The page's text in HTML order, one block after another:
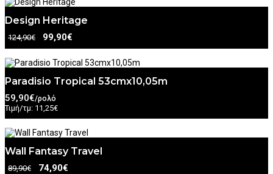
Design Heritage
124,90€ 99,90€
Paradisio Tropical 53cmx10,05m
59,90€/ρολό
Τιμή/τμ: 11,25€
Wall Fantasy Travel
89,90€ 74,90€